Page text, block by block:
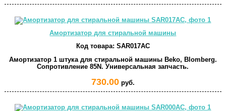
Амортизатор для стиральной машины
Код товара: SAR017AC
Амортизатор 1 штука для стиральной машины Beko, Blomberg.
Сопротивление 85N. Универсальная запчасть.
730.00руб.